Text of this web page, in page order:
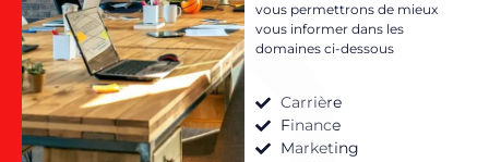
vous permettrons de mieux
vous informer dans les
domaines ci-dessous
Carrière
Finance
Marketing